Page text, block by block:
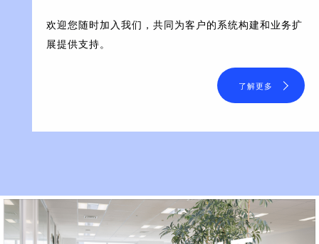
欢迎您随时加入我们，共同为客户的系统构建和业务扩
展提供支持。
了解更多